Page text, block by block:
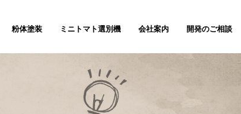
開発のご相談
会社案内
ミニトマト選別機
粉体塗装